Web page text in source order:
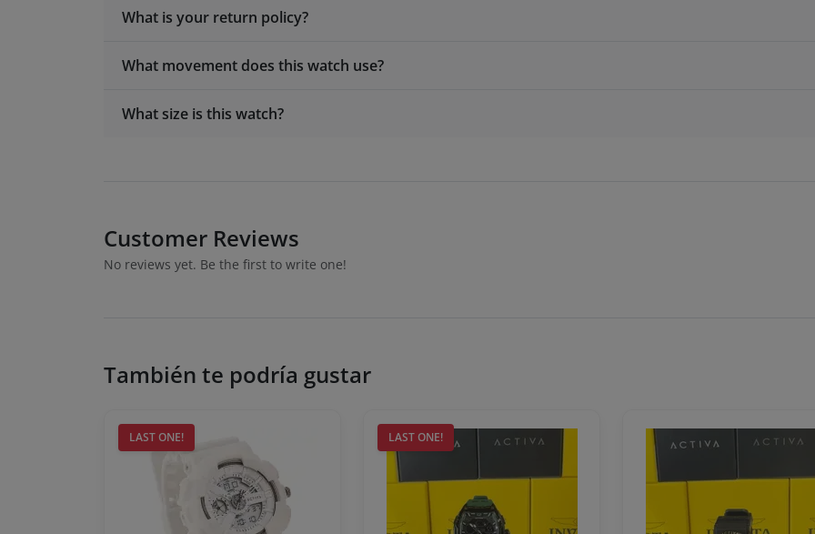
What is your return policy?
What movement does this watch use?
What size is this watch?
Customer Reviews
No reviews yet. Be the first to write one!
También te podría gustar
LAST ONE! LAST ONE!